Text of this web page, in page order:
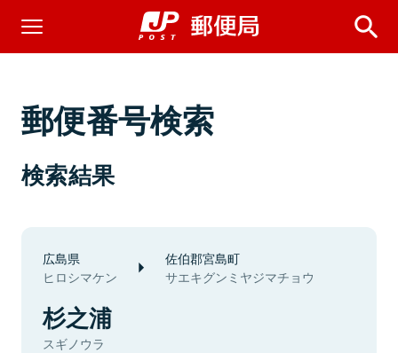
郵便番号検索
検索結果
広島県
ヒロシマケン
佐伯郡宮島町
サエキグンミヤジマチョウ
杉之浦
スギノウラ